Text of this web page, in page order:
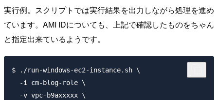
実行例。スクリプトでは実行結果を出力しながら処理を進め
ています。AMI IDについても、上記で確認したものをちゃん
と指定出来ているようです。
$ ./run-windows-ec2-instance.sh \
  -i cm-blog-role \
  -v vpc-b9axxxxx \